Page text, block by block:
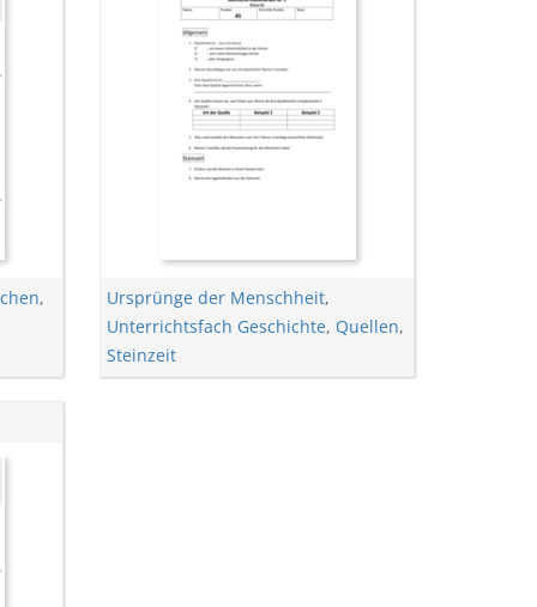
,
Ursprünge der Menschheit,
Unterrichtsfach Geschichte, Quellen,
Steinzeit